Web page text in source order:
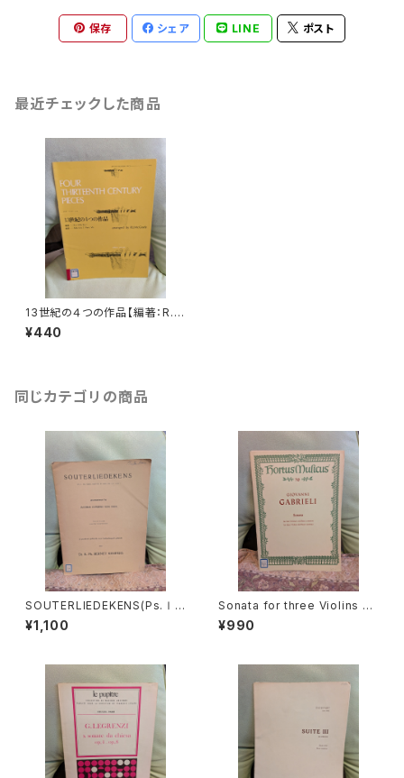
保存 シェア LINE ポスト
最近チェックした商品
13世紀の４つの作品【編著：R.J.
マグレディー】出版社：全音楽譜
出版社 1973年
¥440
同じカテゴリの商品
SOUTERLIEDEKENS(Ps.Ⅰ,
Ⅻ,XXXⅠ,XXXⅧ,XL,XLⅡ,L
Ⅲ,LXV)【著者：JACOBUS CL
¥1,100
Sonata for three Violins an
d Basso continuo【著者：GA
BRIELI】出版社：BÄRENREITE
¥990